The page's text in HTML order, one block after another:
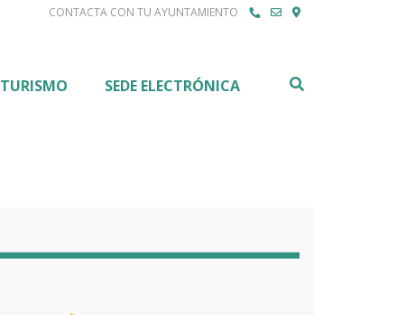
CONTACTA CON TU AYUNTAMIENTO
TURISMO SEDE ELECTRÓNICA